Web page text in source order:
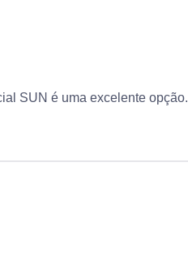
SUN é uma excelente opção.